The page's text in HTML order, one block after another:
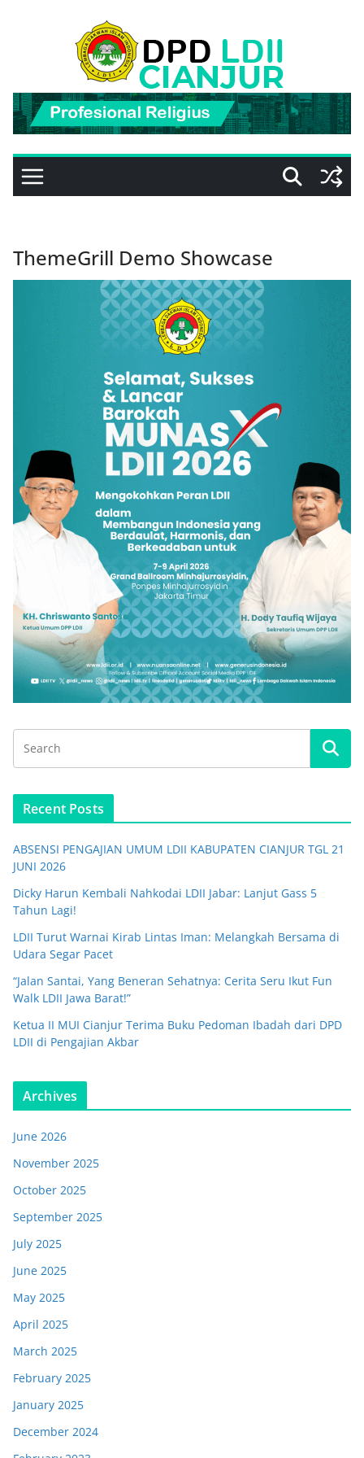
ThemeGrill Demo Showcase
Recent Posts
ABSENSI PENGAJIAN UMUM LDII KABUPATEN CIANJUR TGL 21
JUNI 2026
Dicky Harun Kembali Nahkodai LDII Jabar: Lanjut Gass 5
Tahun Lagi!
LDII Turut Warnai Kirab Lintas Iman: Melangkah Bersama di
Udara Segar Pacet
“Jalan Santai, Yang Beneran Sehatnya: Cerita Seru Ikut Fun
Walk LDII Jawa Barat!”
Ketua II MUI Cianjur Terima Buku Pedoman Ibadah dari DPD
LDII di Pengajian Akbar
Archives
June 2026
November 2025
October 2025
September 2025
July 2025
June 2025
May 2025
April 2025
March 2025
February 2025
January 2025
December 2024